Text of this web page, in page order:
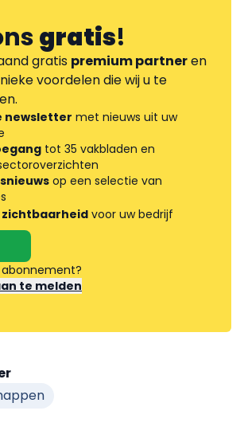
gratis!
gratis premium partneren
voordelen die wij u te
newsletter met nieuws uit uw
tot 35 vakbladen en
op een selectie van
zichtbaarheidvoor uw bedrijf
te melden